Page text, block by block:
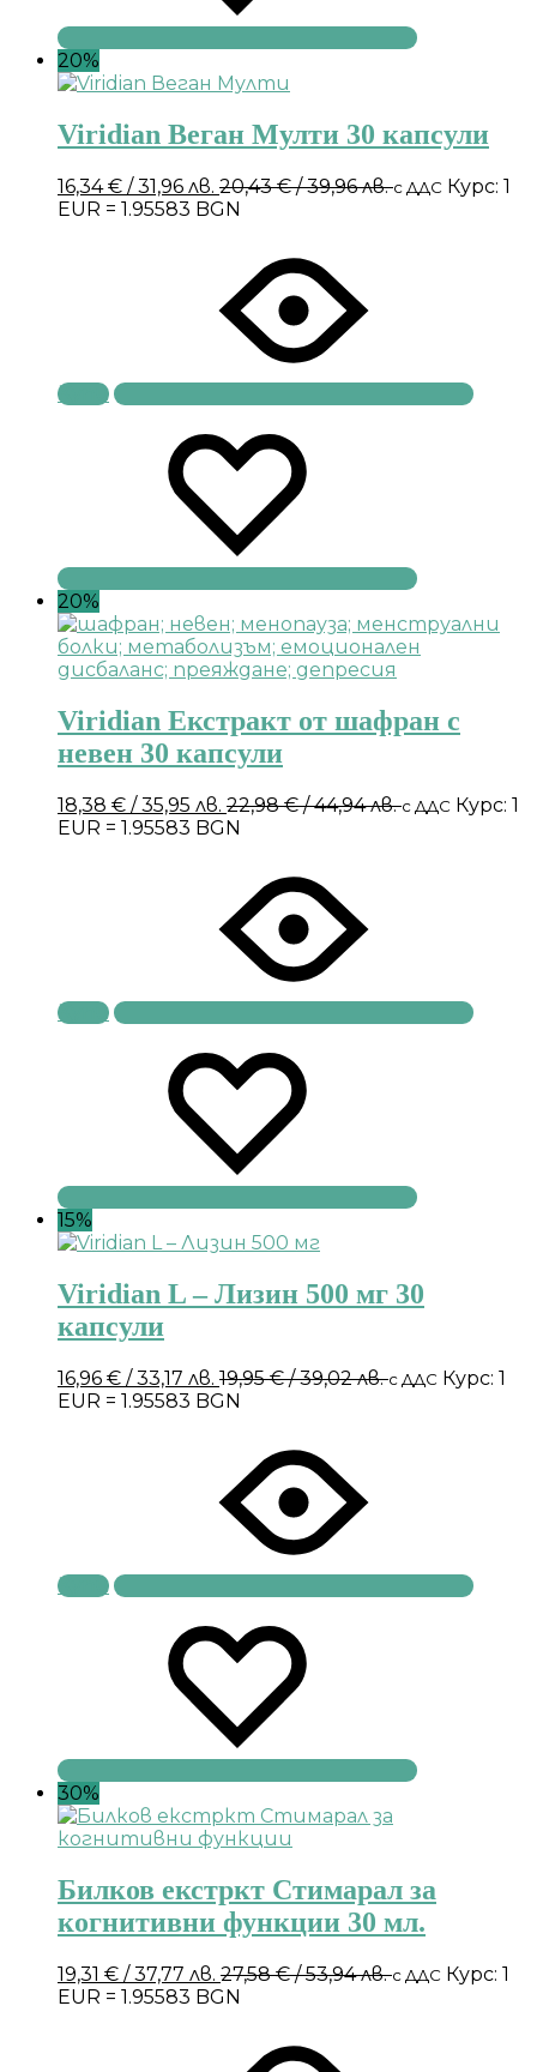
20%
Viridian Веган Мулти 30 капсули
16,34€ / 31,96 лв. 20,43€/ 39,96 лв.с ДДС Курс: 1
EUR = 1.95583 BGN
Купи
20%
Viridian Екстракт от шафран с
невен 30 капсули
18,38 € / 35,95 лв. 22,98€/ 44,94 лв.с ДДС Курс: 1
EUR = 1.95583 BGN
Купи
15%
Viridian L – Лизин 500 мг 30
капсули
16,96 € / 33,17 лв. 19,95€/ 39,02 лв.с ДДС Курс: 1
EUR = 1.95583 BGN
Купи
30%
Билков екстркт Стимарал за
когнитивни функции 30 мл.
19,31 € / 37,77 лв. 27,58€/ 53,94 лв.с ДДС Курс: 1
EUR = 1.95583 BGN